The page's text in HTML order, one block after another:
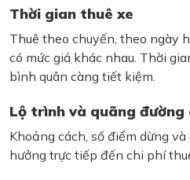
Thời gian thuê xe
Thuê theo chuyến, theo ngày
có mức giá khác nhau. Thời
bình quân càng tiết kiệm.
Lộ trình và quãng đường
Khoảng cách, số điểm dừng
hưởng trực tiếp đến chi phí